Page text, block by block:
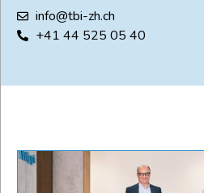
info@tbi-zh.ch
+41 44 525 05 40